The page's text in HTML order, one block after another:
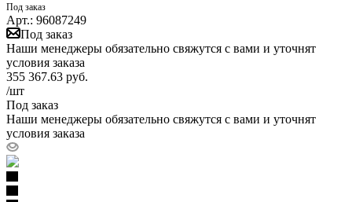
Под заказ
Арт.: 96087249
Под заказ
Наши менеджеры обязательно свяжутся с вами и уточнят
условия заказа
355 367.63 руб.
/шт
Под заказ
Наши менеджеры обязательно свяжутся с вами и уточнят
условия заказа